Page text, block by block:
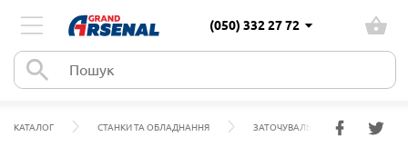
(050) 332 27 72
КАТАЛОГ СТАНКИ ТА ОБЛАДНАННЯ ЗАТОЧУВАЛЬНІ ВЕРСТАТИ